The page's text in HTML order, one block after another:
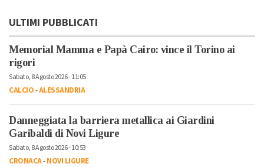
ULTIMI PUBBLICATI
Memorial Mamma e Papà Cairo: vince il Torino ai
rigori
Sabato, 8 Agosto 2026 - 11:05
CALCIO-ALESSANDRIA
Danneggiata la barriera metallica ai Giardini
Garibaldi di Novi Ligure
Sabato, 8 Agosto 2026 - 10:53
CRONACA-NOVI LIGURE